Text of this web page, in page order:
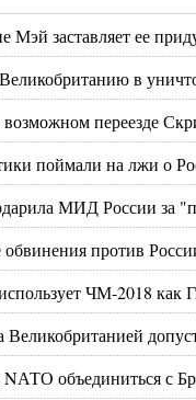
Мэй заставляет ее
в
переезде
поймали на лжи о
МИД России за
против
ЧМ-2018 как
Великобританией
объединиться с